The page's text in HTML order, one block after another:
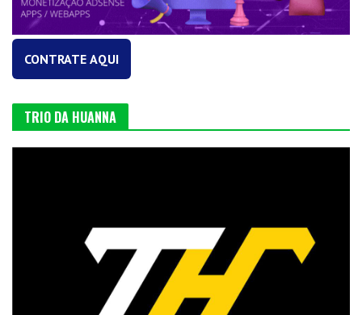
CONTRATE AQUI
TRIO DA HUANNA